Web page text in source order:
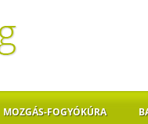
MOZGÁS-FOGYÓKÚRA